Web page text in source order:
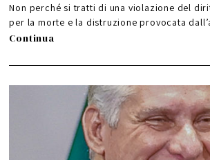
Non perché si tratti di una violazione del
per la morte e la distruzione provocata
Continua